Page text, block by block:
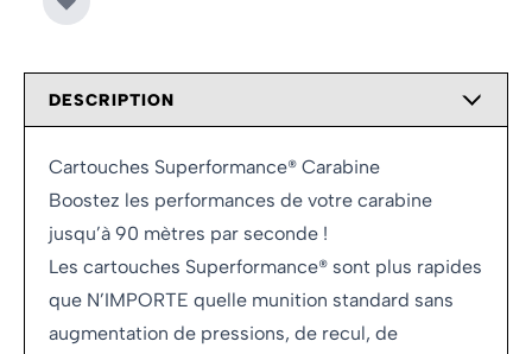
DESCRIPTION
Cartouches Superformance® Carabine
Boostez les performances de votre carabine
jusqu’à 90 mètres par seconde !
Les cartouches Superformance® sont plus rapides
que N’IMPORTE quelle munition standard sans
augmentation de pressions, de recul, de